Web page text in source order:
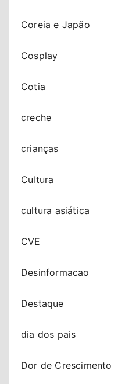
Coreia e Japão
Cosplay
Cotia
creche
crianças
Cultura
cultura asiática
CVE
Desinformacao
Destaque
dia dos pais
Dor de Crescimento